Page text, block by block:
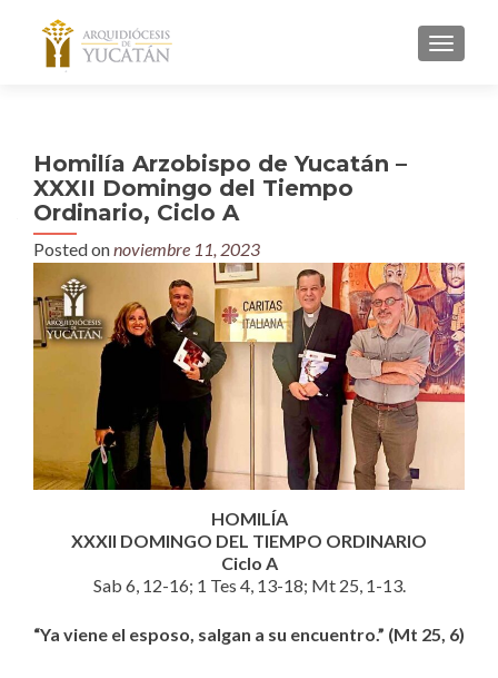
MENU
Homilía Arzobispo de Yucatán –
XXXII Domingo del Tiempo
Ordinario, Ciclo A
Posted onnoviembre 11, 2023
HOMILÍA
XXXII DOMINGO DEL TIEMPO ORDINARIO
Ciclo A
Sab 6, 12-16; 1 Tes 4, 13-18; Mt 25, 1-13.
“Ya viene el esposo, salgan a su encuentro.” (Mt 25, 6)